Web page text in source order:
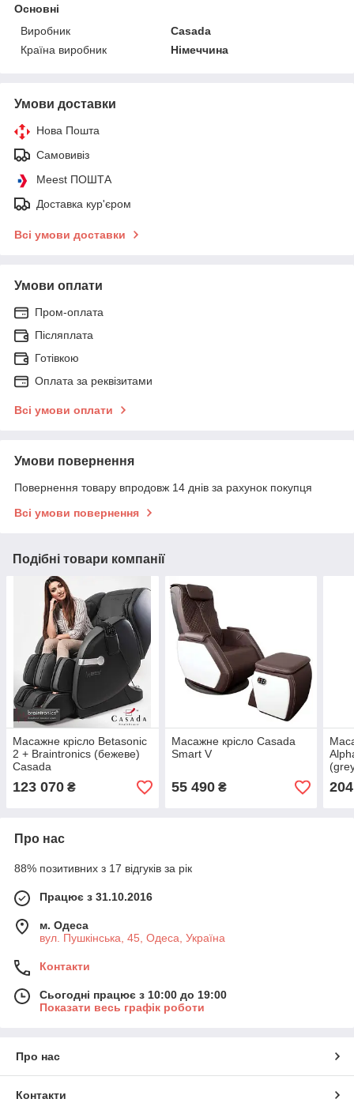
Основні
Виробник
Casada
Країна виробник
Німеччина
Умови доставки
Нова Пошта
Самовивіз
Meest ПОШТА
Доставка кур'єром
Всі умови доставки
Умови оплати
Пром-оплата
Післяплата
Готівкою
Оплата за реквізитами
Всі умови оплати
Умови повернення
Повернення товару впродовж 14 днів за рахунок покупця
Всі умови повернення
Подібні товари компанії
Масажне крісло Betasonic
2 + Braintronics (бежеве)
Casada
123 070 ₴
Масажне крісло Casada
Smart V
55 490₴
Про нас
88% позитивних з 17 відгуків за рік
Працює з 31.10.2016
м. Одеса
вул. Пушкінська, 45, Одеса, Україна
Контакти
Сьогодні працює з 10:00 до 19:00
Показати весь графік роботи
Про нас
Контакти